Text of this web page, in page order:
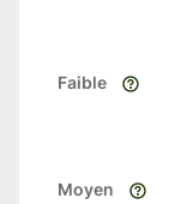
Faible
Moyen